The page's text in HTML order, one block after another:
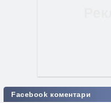
Facebook коментари